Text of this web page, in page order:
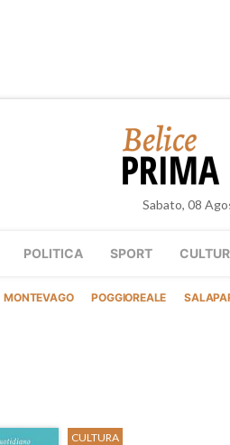
Sabato, 08
POLITICA SPORT
MONTEVAGO POGGIOREALE
CULTURA